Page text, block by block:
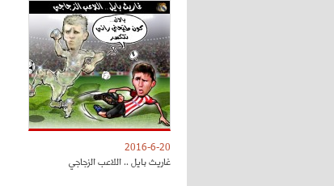
2016-6-20
غاريث بايل .. اللاعب الزجاجي